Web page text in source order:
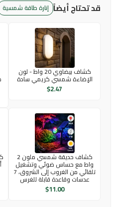
قد تحتاج أيضاً إنارة طاقة شمسية
كشاف بيضاوي 20 واط - لون
الإضاءة شمسي كريمي سادة
$2.47
كشاف حديقة شمسي ملون 2
واط مع حساس ضوئي وتشغيل
تلقائي من الغروب إلى الشروق، 7
عدسات وقاعدة قابلة للغرس
$11.00